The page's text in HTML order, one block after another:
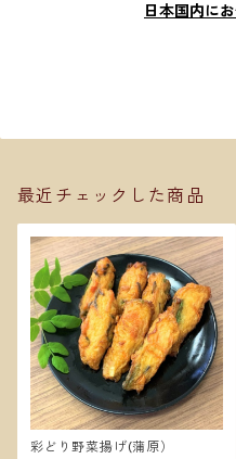
日本国内に
最近チェックした商品
彩どり野菜揚げ(蒲原）